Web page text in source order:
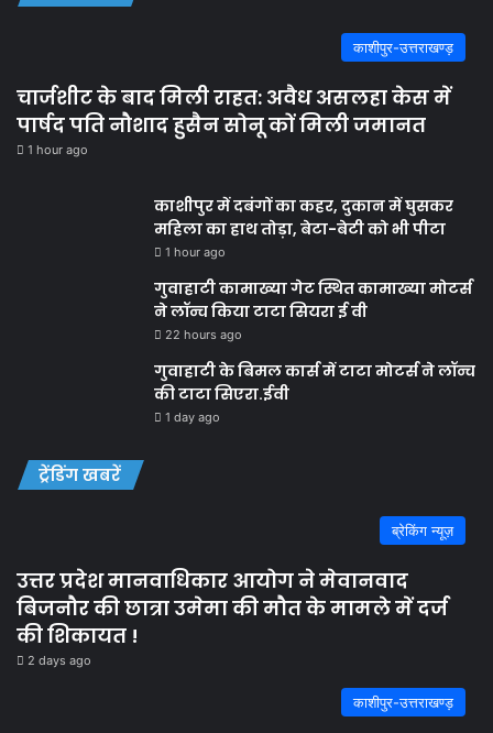
काशीपुर-उत्तराखण्ड़
चार्जशीट के बाद मिली राहत: अवैध असलहा केस में
पार्षद पति नौशाद हुसैन सोनू कों मिली जमानत
1 hour ago
काशीपुर में दबंगों का कहर, दुकान में घुसकर
महिला का हाथ तोड़ा, बेटा-बेटी को भी पीटा
1 hour ago
गुवाहाटी कामाख्या गेट स्थित कामाख्या मोटर्स
ने लॉन्च किया टाटा सियरा ई वी
22 hours ago
गुवाहाटी के बिमल कार्स में टाटा मोटर्स ने लॉन्च
की टाटा सिएरा.ईवी
1 day ago
ट्रेंडिंग खबरें
ब्रेकिंग न्यूज़
उत्तर प्रदेश मानवाधिकार आयोग ने मेवानवाद
बिजनौर की छात्रा उमेमा की मौत के मामले में दर्ज
की शिकायत !
2 days ago
काशीपुर-उत्तराखण्ड़